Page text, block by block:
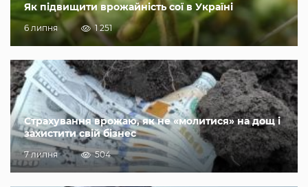
Як підвищити врожайність сої в Україні
6 липня 1 251
Страхування врожаю, як не «молитися» на дощ і
захистити свій бізнес
7 липня 504